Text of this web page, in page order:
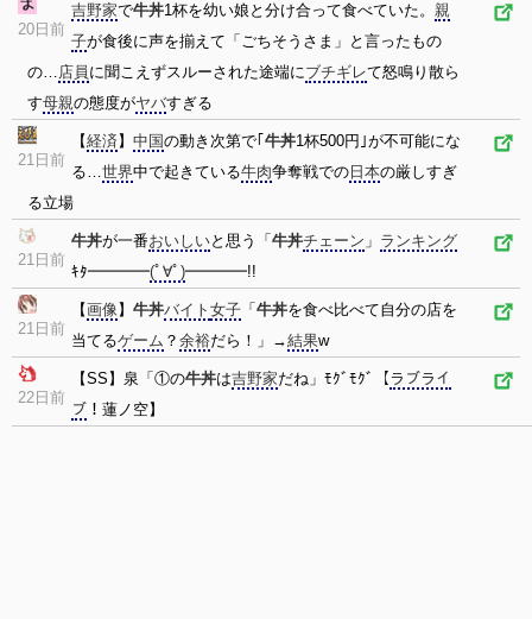
20日前
吉野家で牛丼1杯を幼い娘と分け合って食べていた。 親
子が食後に声を揃えて「ごちそうさま」と言ったもの
の…店員 に聞こえずスルーされた途端にブチギレて怒鳴り散ら
す母親の態度がヤバすぎる
21日前
【経済 】 中国の動き次第で｢ 牛丼1杯500円｣が不可能にな
る…世界中で起きている牛肉争奪戦での 日本の厳しすぎ
る立場
21日前
牛丼が一番おいしいと思う「 牛丼チェーン 」 ランキング
ｷﾀ━━━━(ﾟ∀ﾟ)━━━━!!
21日前
【画像】 牛丼バイト 女子 「 牛丼を食べ比べて自分の店を
当てるゲーム ？ 余裕だら！」→結果w
22日前
【SS】泉「①の牛丼は吉野家だね」ﾓｸﾞﾓｸﾞ【 ラブライ
ブ ！蓮ノ空】